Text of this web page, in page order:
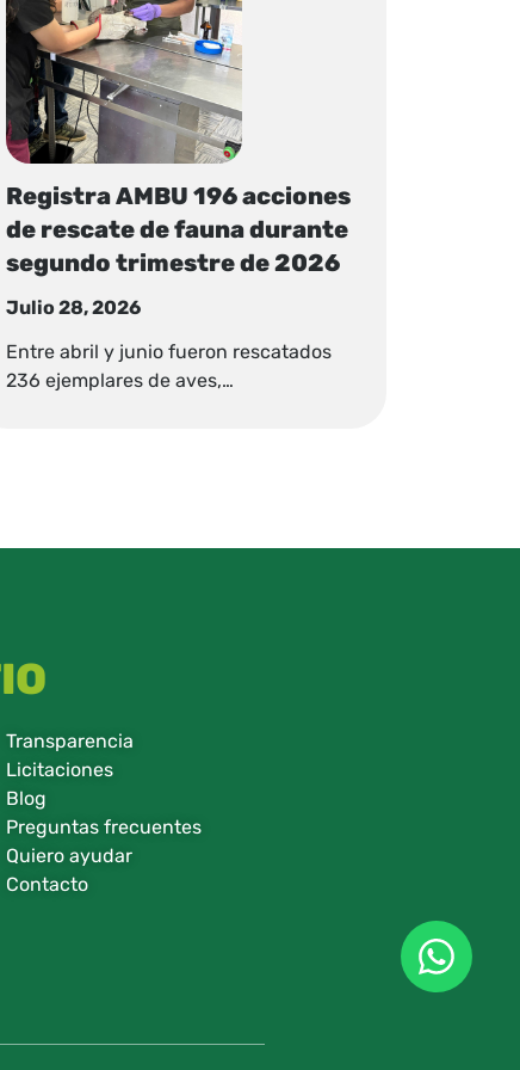
Registra AMBU 196 acciones
de rescate de fauna durante
segundo trimestre de 2026
Julio 28, 2026
Entre abril y junio fueron rescatados
236 ejemplares de aves,…
Transparencia
Licitaciones
Blog
Preguntas frecuentes
Quiero ayudar
Contacto